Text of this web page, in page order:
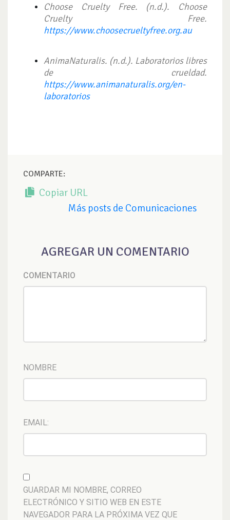
Choose Cruelty Free. (n.d.). Choose
Cruelty Free.
https://www.choosecrueltyfree.org.au
AnimaNaturalis. (n.d.). Laboratorios libres
de crueldad.
https://www.animanaturalis.org/en-
laboratorios
COMPARTE:
Copiar URL
Más posts de Comunicaciones
AGREGAR UN COMENTARIO
COMENTARIO
NOMBRE
EMAIL:
GUARDAR MI NOMBRE, CORREO
ELECTRÓNICO Y SITIO WEB EN ESTE
NAVEGADOR PARA LA PRÓXIMA VEZ QUE